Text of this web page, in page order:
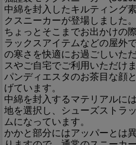
中綿を封入したキルティング
クスニーカーが登場しました。
ちょっとそこまでお出かけの
ラックスアイテムなどの屋外
の寒さを快適にお過ごしいた
スやご自宅でご利用いただけま
パンディエスタのお茶目な顔
げています。
中綿を封入するマテリアルに
地を選択し、シューズストラ
ムになっています。
かかと部分にはアッパーとは